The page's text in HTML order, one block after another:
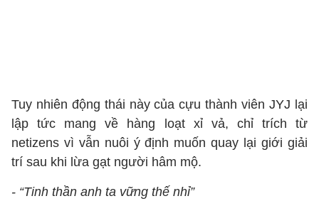
Tuy nhiên động thái này của cựu thành viên JYJ lại
lập tức mang về hàng loạt xỉ vả, chỉ trích từ
netizens vì vẫn nuôi ý định muốn quay lại giới giải
trí sau khi lừa gạt người hâm mộ.
- “Tinh thần anh ta vững thế nhỉ”